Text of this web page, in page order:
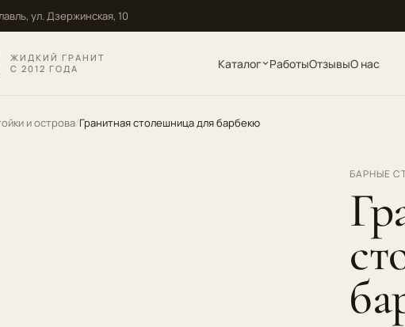
ул. Дзержинская, 10
ЖИДКИЙ ГРАНИТ
С 2012 ГОДА
Каталог РаботыОтзывыО нас
и острова Гранитная столешница для барбекю
БАРНЫЕ